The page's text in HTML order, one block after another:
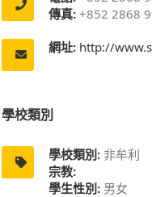
傳真: +852 2868
網址: http://
學校類別
學校類別: 非牟利
宗教:
學生性別: 男女